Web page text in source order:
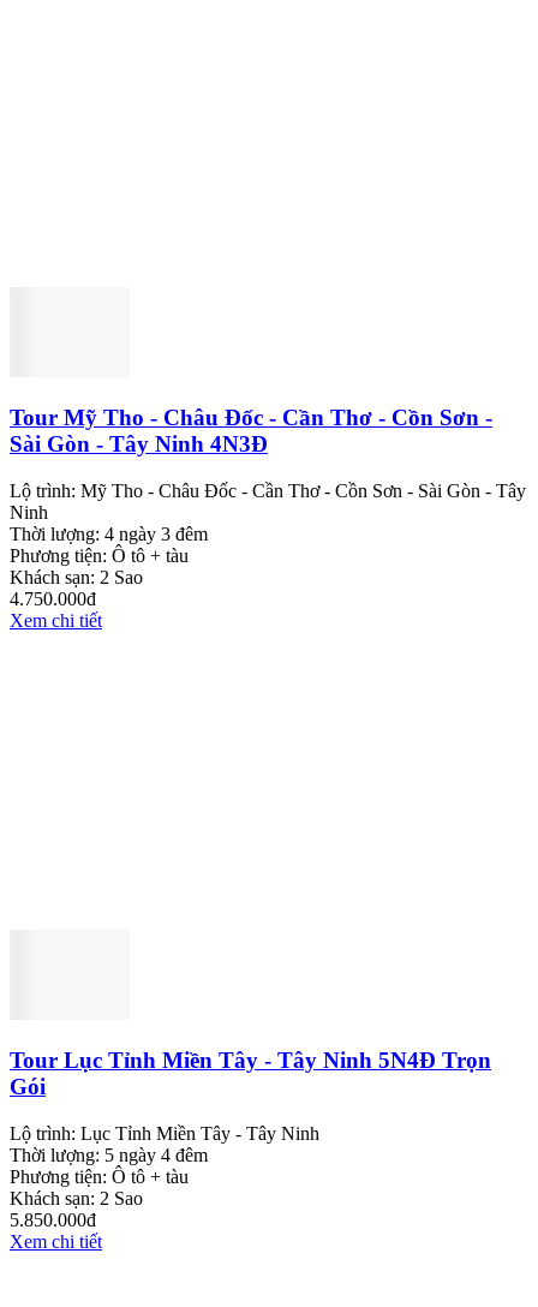
Tour Mỹ Tho - Châu Đốc - Cần Thơ - Cồn Sơn -
Sài Gòn - Tây Ninh 4N3Đ
Lộ trình: Mỹ Tho - Châu Đốc - Cần Thơ - Cồn Sơn - Sài Gòn - Tây
Ninh
Thời lượng: 4 ngày 3 đêm
Phương tiện: Ô tô + tàu
Khách sạn: 2 Sao
4.750.000đ
Xem chi tiết
Tour Lục Tỉnh Miền Tây - Tây Ninh 5N4Đ Trọn
Gói
Lộ trình: Lục Tỉnh Miền Tây - Tây Ninh
Thời lượng: 5 ngày 4 đêm
Phương tiện: Ô tô + tàu
Khách sạn: 2 Sao
5.850.000đ
Xem chi tiết